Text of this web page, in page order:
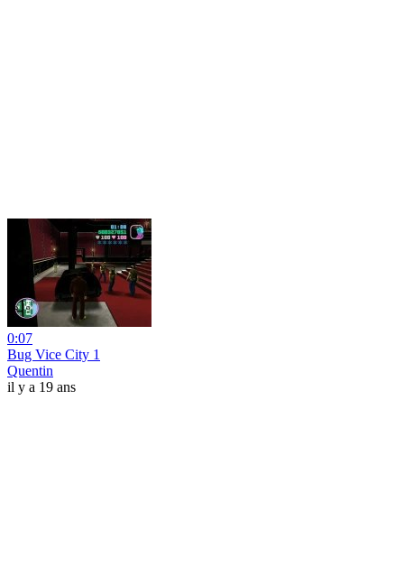
0:07
Bug Vice City 1
Quentin
il y a 19 ans